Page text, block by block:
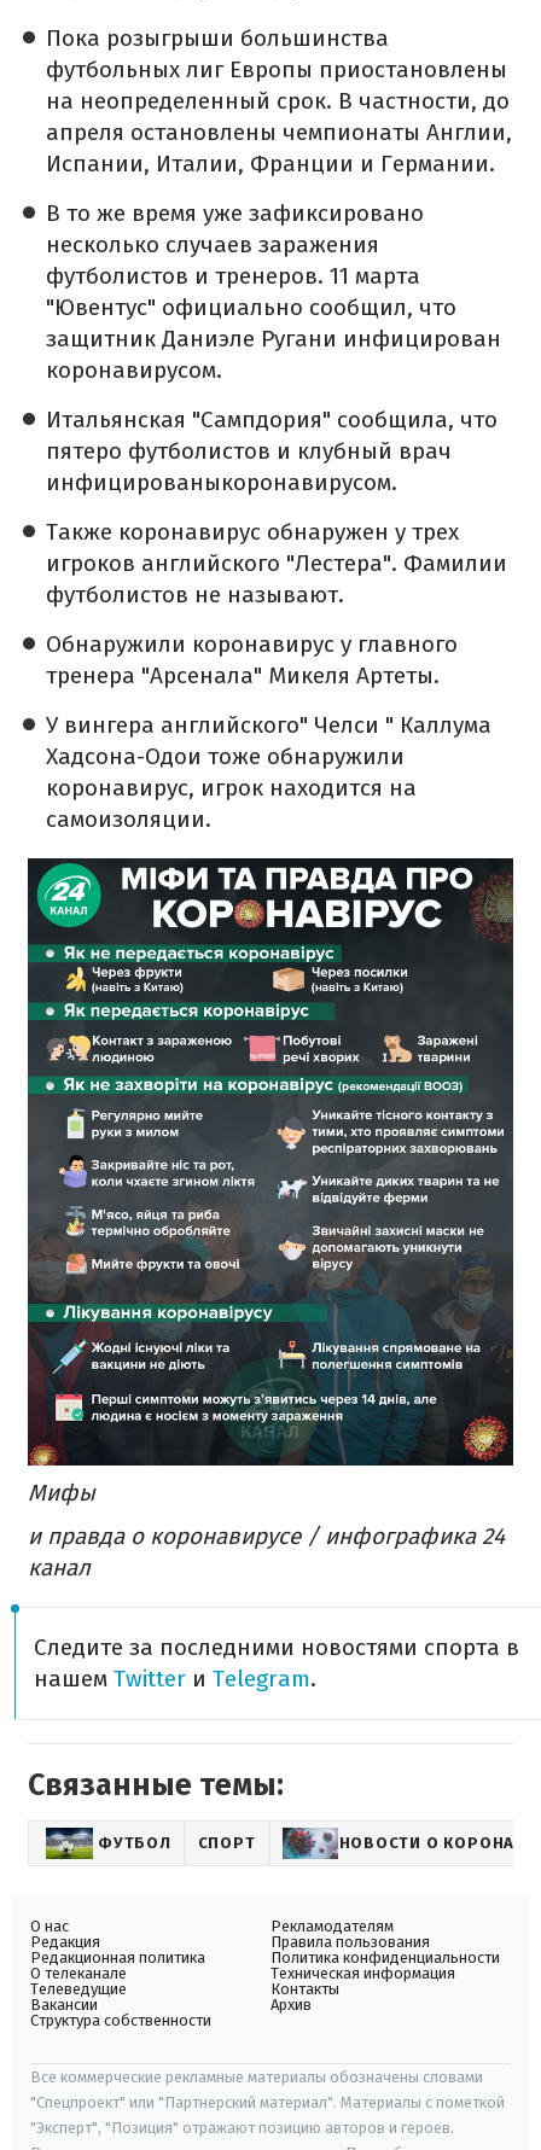
Пока розыгрыши большинства
футбольных лиг Европы приостановлены
на неопределенный срок. В частности, до
апреля остановлены чемпионаты Англии,
Испании, Италии, Франции и Германии.
В то же время уже зафиксировано
несколько случаев заражения
футболистов и тренеров. 11 марта
"Ювентус" официально сообщил, что
защитник Даниэле Ругани инфицирован
коронавирусом.
Итальянская "Сампдория" сообщила, что
пятеро футболистов и клубный врач
инфицированыкоронавирусом.
Также коронавирус обнаружен у трех
игроков английского "Лестера". Фамилии
футболистов не называют.
Обнаружили коронавирус у главного
тренера "Арсенала" Микеля Артеты.
У вингера английского" Челси " Каллума
Хадсона-Одои тоже обнаружили
коронавирус, игрок находится на
самоизоляции.
Мифы
и правда о коронавирусе / инфографика 24
канал
Следите за последними новостями спорта в
нашем Twitter и Telegram.
Связанные темы:
ФУТБОЛ СПОРТ НОВОСТИ О
О нас
Редакция
Редакционная политика
О телеканале
Телеведущие
Вакансии
Структура собственности
Рекламодателям
Правила пользования
Политика конфиденциальности
Техническая информация
Контакты
Архив
Все коммерческие рекламные материалы обозначены словами
"Спецпроект" или "Партнерский материал". Материалы с пометкой
"Эксперт", "Позиция" отражают позицию авторов и героев.